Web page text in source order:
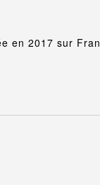
en 2017 sur